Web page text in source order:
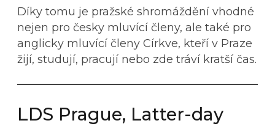
Díky tomu je pražské shromáždění vhodné
nejen pro česky mluvící členy, ale také pro
anglicky mluvící členy Církve, kteří v Praze
žijí, studují, pracují nebo zde tráví kratší čas.
LDS Prague, Latter-day